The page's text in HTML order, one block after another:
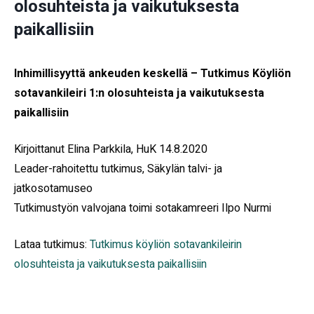
olosuhteista ja vaikutuksesta
paikallisiin
Inhimillisyyttä ankeuden keskellä – Tutkimus Köyliön
sotavankileiri 1:n olosuhteista ja vaikutuksesta
paikallisiin
Kirjoittanut Elina Parkkila, HuK 14.8.2020
Leader-rahoitettu tutkimus, Säkylän talvi- ja
jatkosotamuseo
Tutkimustyön valvojana toimi sotakamreeri Ilpo Nurmi
Lataa tutkimus: Tutkimus köyliön sotavankileirin
olosuhteista ja vaikutuksesta paikallisiin